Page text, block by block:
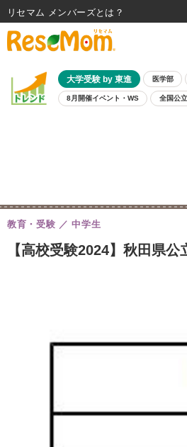
大学受験 by 東進 医学部
8月開催イベント・WS 全国公
【高校受験2024】秋田県
教育・受験 中学生
リセマム メンバーズ